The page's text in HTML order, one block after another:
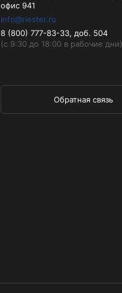
офис 941
info@riester.ru
8 (800) 777-83-33, доб. 504
(с 9:30 до 18:00 в рабочие дни)
Обратная связь